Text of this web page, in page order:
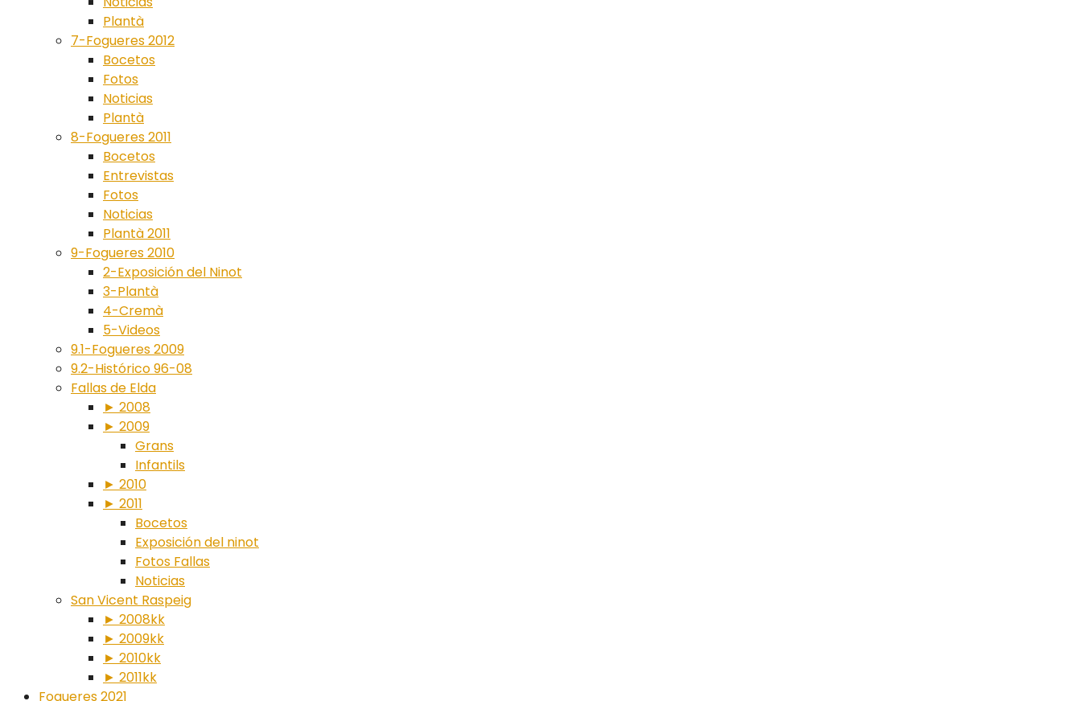
Plantà
7-Fogueres 2012
Bocetos
Fotos
Noticias
Plantà
8-Fogueres 2011
Bocetos
Entrevistas
Fotos
Noticias
Plantà 2011
9-Fogueres 2010
2-Exposición del Ninot
3-Plantà
4-Cremà
5-Videos
9.1-Fogueres 2009
9.2-Histórico 96-08
Fallas de Elda
► 2008
► 2009
Grans
Infantils
► 2010
► 2011
Bocetos
Exposición del ninot
Fotos Fallas
Noticias
San Vicent Raspeig
► 2008kk
► 2009kk
► 2010kk
► 2011kk
Fogueres 2021